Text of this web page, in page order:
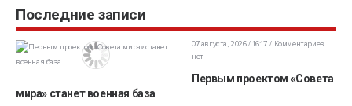
Последние записи
07 августа, 2026 / 16:17
Комментариев
нет
Первым проектом «Совета
мира» станет военная база